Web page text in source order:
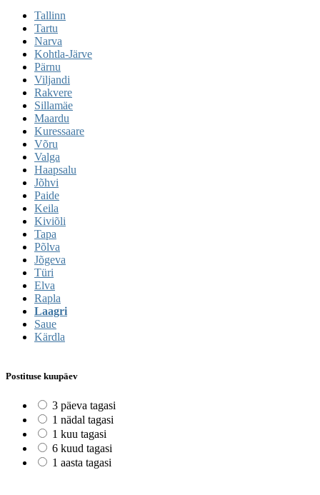
Tallinn
Tartu
Narva
Kohtla-Järve
Pärnu
Viljandi
Rakvere
Sillamäe
Maardu
Kuressaare
Võru
Valga
Haapsalu
Jõhvi
Paide
Keila
Kiviõli
Tapa
Põlva
Jõgeva
Türi
Elva
Rapla
Laagri
Saue
Kärdla
Postituse kuupäev
3 päeva tagasi
1 nädal tagasi
1 kuu tagasi
6 kuud tagasi
1 aasta tagasi